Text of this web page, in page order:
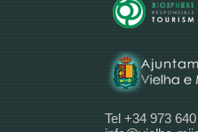
Tel +34 973